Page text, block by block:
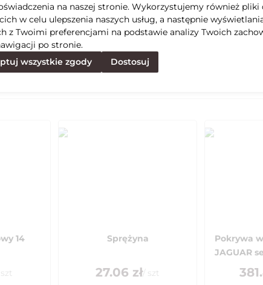
14
szt
Sprężyna
27.06 zł/ szt
Pokrywa
JAGUAR
na naszej stronie. Wykorzystujemy również pliki
w celu ulepszenia naszych usług, a następnie
z Twoimi preferencjami na podstawie analizy Twoich
po stronie.
wszystkie zgody
Dostosuj